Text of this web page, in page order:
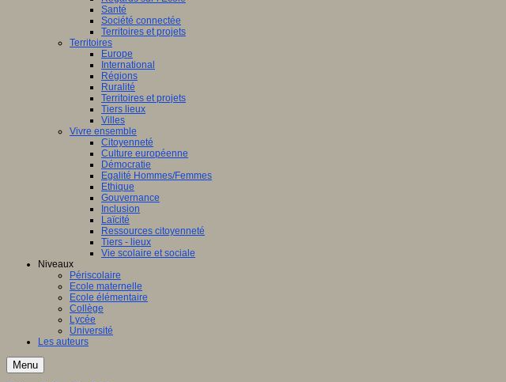
Santé
Société connectée
Territoires et projets
Territoires
Europe
International
Régions
Ruralité
Territoires et projets
Tiers lieux
Villes
Vivre ensemble
Citoyenneté
Culture européenne
Démocratie
Egalité Hommes/Femmes
Ethique
Gouvernance
Inclusion
Laïcité
Ressources citoyenneté
Tiers - lieux
Vie scolaire et sociale
Niveaux
Périscolaire
Ecole maternelle
Ecole élémentaire
Collège
Lycée
Université
Les auteurs
Menu